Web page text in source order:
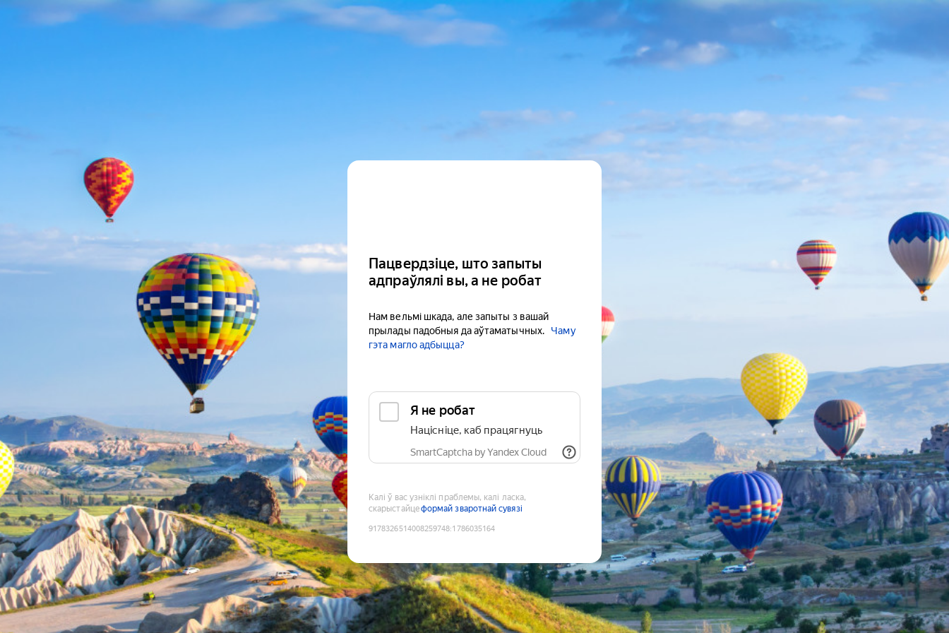
Пацвердзіце, што запыты
адпраўлялі вы, а не робат
Нам вельмі шкада, але запыты з вашай
прылады падобныя да аўтаматычных.
Чаму
гэта магло адбыцца?
Я не робат
Націсніце, каб працягнуць
SmartCaptcha by Yandex Cloud
Калі ў вас узніклі праблемы, калі ласка,
скарыстайцеформай зваротнай сувязі
9178326514008259748:1786035164